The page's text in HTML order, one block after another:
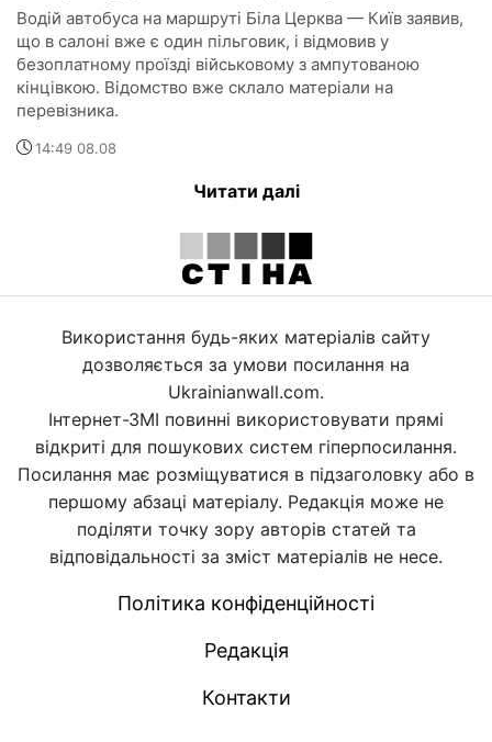
Водій автобуса на маршруті Біла Церква — Київ заявив,
що в салоні вже є один пільговик, і відмовив у
безоплатному проїзді військовому з ампутованою
кінцівкою. Відомство вже склало матеріали на
перевізника.
14:49 08.08
Читати далі
Використання будь-яких матеріалів сайту
дозволяється за умови посилання на
Ukrainianwall.com.
Інтернет-ЗМІ повинні використовувати прямі
відкриті для пошукових систем гіперпосилання.
Посилання має розміщуватися в підзаголовку або в
першому абзаці матеріалу. Редакція може не
поділяти точку зору авторів статей та
відповідальності за зміст матеріалів не несе.
Політика конфіденційності
Редакція
Контакти